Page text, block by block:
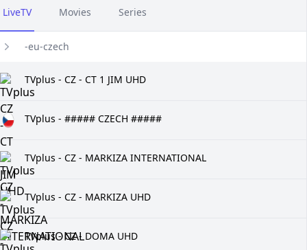
LiveTV Movies Series
-eu-czech
TVplus - CZ - CT 1 JIM UHD
TVplus - ##### CZECH #####
TVplus - CZ - MARKIZA INTERNATIONAL
TVplus - CZ - MARKIZA UHD
TVplus - CZ - DOMA UHD